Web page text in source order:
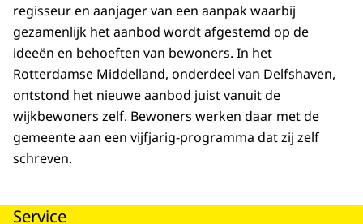
regisseur en aanjager van een aanpak waarbij
gezamenlijk het aanbod wordt afgestemd op de
ideeën en behoeften van bewoners. In het
Rotterdamse Middelland, onderdeel van Delfshaven,
ontstond het nieuwe aanbod juist vanuit de
wijkbewoners zelf. Bewoners werken daar met de
gemeente aan een vijfjarig-programma dat zij zelf
schreven.
Service